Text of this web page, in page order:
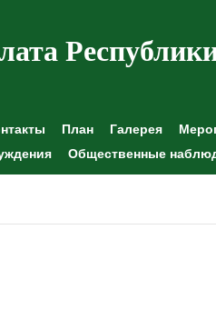
План Галерея
Общественные